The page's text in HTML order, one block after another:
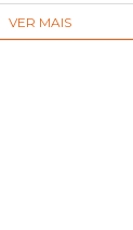
VER MAIS